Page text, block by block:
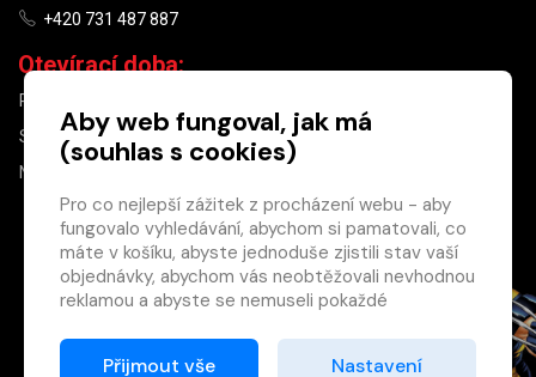
×
Máte u nás již
registrovaný
účet?
Registrací získáte slevu
+420 731 487 887
Otevírací doba:
PO–PÁ
SO
10:00–13:00
NE
Aby web fungoval, jak má
(souhlas s cookies)
Pro co nejlepší zážitek z procházení webu - aby
fungovalo vyhledávání, abychom si pamatovali, co
máte v košíku, abyste jednoduše zjistili stav vaší
objednávky, abychom vás neobtěžovali nevhodnou
reklamou a abyste se nemuseli pokaždé
Proto od vás potřebujeme souhlas se
Přijmout vše Nastavení